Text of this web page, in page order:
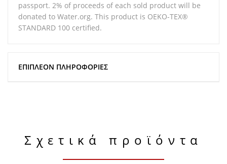
passport. 2% of proceeds of each sold product will be
donated to Water.org. This product is OEKO-TEX®
STANDARD 100 certified.
ΕΠΙΠΛΈΟΝ ΠΛΗΡΟΦΟΡΊΕΣ
Σχετικά προϊόντα